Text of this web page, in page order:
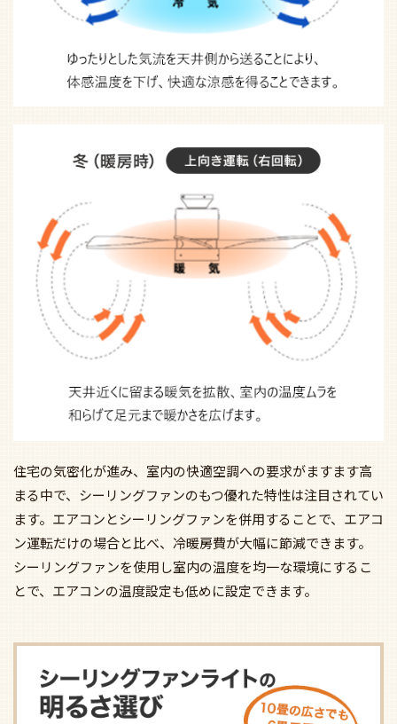
住宅の気密化が進み、室内の快適空調への要求がますます高
まる中で、シーリングファンのもつ優れた特性は注目されてい
ます。エアコンとシーリングファンを併用することで、エアコ
ン運転だけの場合と比べ、冷暖房費が大幅に節減できます。
シーリングファンを使用し室内の温度を均一な環境にするこ
とで、エアコンの温度設定も低めに設定できます。